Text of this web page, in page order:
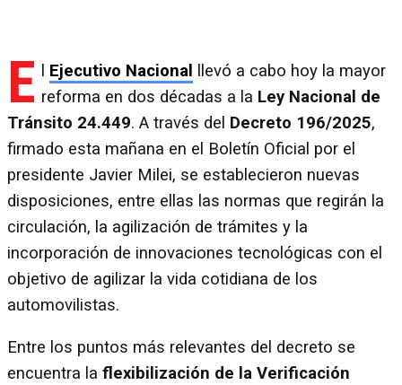
E Ejecutivo Nacional
llevó a cabo hoy la mayor
reforma en dos décadas a la Ley Nacional de
Tránsito 24.449. A través del Decreto 196/2025,
firmado esta mañana en el Boletín Oficial por el
presidente Javier Milei, se establecieron nuevas
disposiciones, entre ellas las normas que regirán la
circulación, la agilización de trámites y la
incorporación de innovaciones tecnológicas con el
objetivo de agilizar la vida cotidiana de los
automovilistas.
Entre los puntos más relevantes del decreto se
encuentra la flexibilización de la Verificación